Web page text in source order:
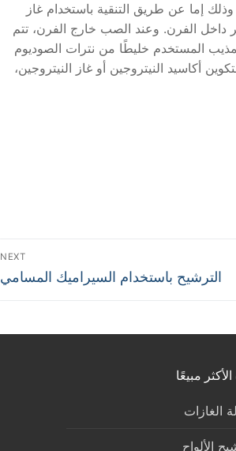
إما عن طريق التنقية باستخدام غاز
داخل الفرن. وعند الصب خارج الفرن، تتم
المستخدم خليطًا من نترات الصوديوم
أكاسيد النيتروجين أو غاز النيتروجين،
NEXT
Next
الترشيح باستخدام السيراميك المسامي
مبيعًا
الغازات
الألواح